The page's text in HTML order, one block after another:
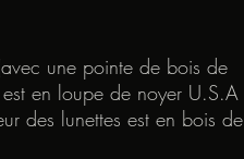
une pointe de bois de
en loupe de noyer U.S.A
des lunettes est en bois de